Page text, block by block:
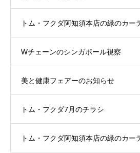
トム・フクダ阿知須本店の緑のカー
Wチェーンのシンガポール視察
美と健康フェアーのお知らせ
トム・フクダ7月のチラシ
トム・フクダ阿知須本店の緑のカー